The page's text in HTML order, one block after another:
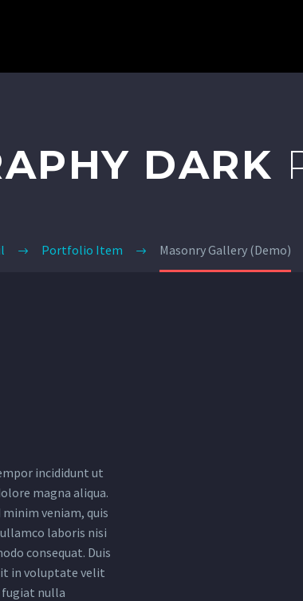
DARK
Portfolio Item Masonry Gallery (Demo)
incididunt ut
magna aliqua.
minim veniam, quis
laboris nisi
consequat. Duis
in voluptate velit
fugiat nulla